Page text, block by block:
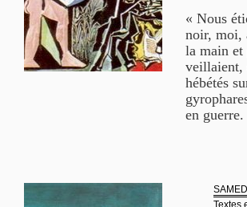
« Nous
noir, moi,
la main et
veillaient,
hébétés
en guerre.
Textes